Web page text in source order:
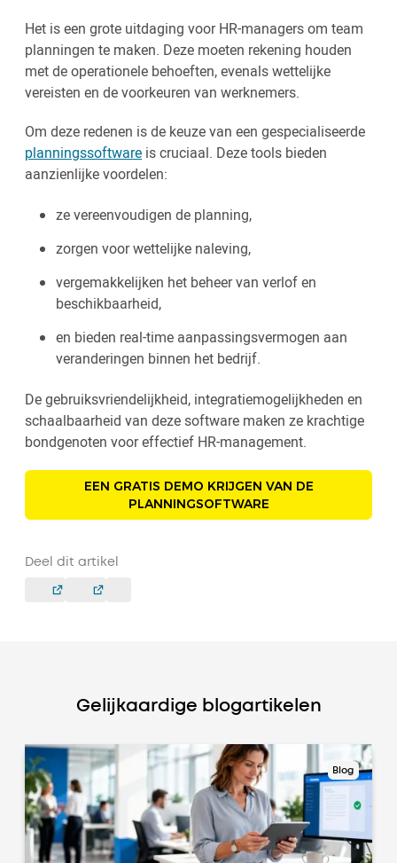
Het is een grote uitdaging voor HR-managers om team
planningen te maken. Deze moeten rekening houden
met de operationele behoeften, evenals wettelijke
vereisten en de voorkeuren van werknemers.
Om deze redenen is de keuze van een gespecialiseerde
planningssoftware is cruciaal. Deze tools bieden
aanzienlijke voordelen:
ze vereenvoudigen de planning,
zorgen voor wettelijke naleving,
vergemakkelijken het beheer van verlof en
beschikbaarheid,
en bieden real-time aanpassingsvermogen aan
veranderingen binnen het bedrijf.
De gebruiksvriendelijkheid, integratiemogelijkheden en
schaalbaarheid van deze software maken ze krachtige
bondgenoten voor effectief HR-management.
EEN GRATIS DEMO KRIJGEN VAN DE
PLANNINGSOFTWARE
Deel dit artikel
Gelijkaardige blogartikelen
Blog